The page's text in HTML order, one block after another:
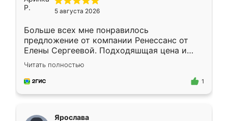
5 августа 2026
Больше всех мне понравилось
предложение от компании Ренессанс от
Елены Сергеевой. Подходяшщая цена и
короткие сроки изготовления. Приехавший
для замера сотрудник Владислав
предложил по моему эскизу самый
Читать полностью
1
Ярослава